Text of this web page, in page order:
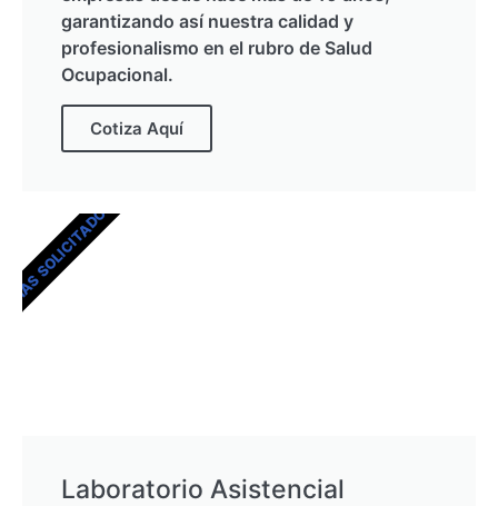
garantizando así nuestra calidad y
profesionalismo en el rubro de Salud
Ocupacional.
Cotiza Aquí
Laboratorio Asistencial
MÁS SOLICITADOS